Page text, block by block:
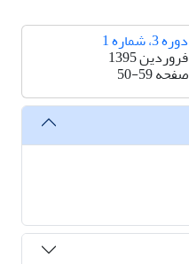
دوره 3، شماره 1
فروردین 1395
صفحه50-59